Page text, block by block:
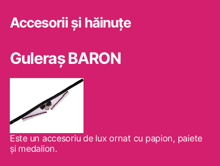
Accesorii și hăinuțe
Guleraş BARON
Este un accesoriu de lux ornat cu papion, paiete
şi medalion.